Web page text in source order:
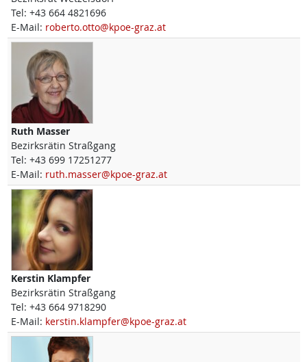
Tel: +43 664 4821696
E-Mail: roberto.otto@kpoe-graz.at
Ruth Masser
Bezirksrätin Straßgang
Tel: +43 699 17251277
E-Mail: ruth.masser@kpoe-graz.at
Kerstin Klampfer
Bezirksrätin Straßgang
Tel: +43 664 9718290
E-Mail: kerstin.klampfer@kpoe-graz.at